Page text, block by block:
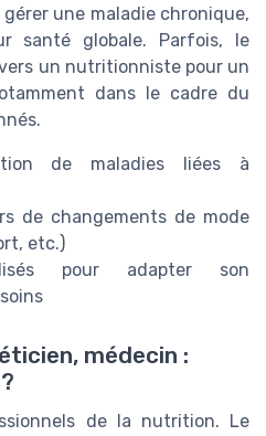
une maladie chronique,
santé globale. Parfois, le
un nutritionniste pour un
dans le cadre du
de maladies liées à
de changements de mode
etc.)
pour adapter son
médecin :
de la nutrition. Le